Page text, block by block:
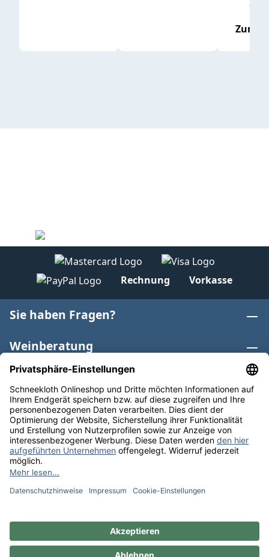
Zum
Rechnung Vorkasse
Sie haben Fragen?
Weinberatung
Informationen
Weinkategorien
Internationaler Wein
* Alle Preise inkl. gesetzl. Mehrwertsteuer zzgl.
anders angegeben. Bioprodukte im Bio-Kontrollverfahren
** Kostenfreie Lieferung ab 75 € Bestellwert in DE. Werktags
versandfertig in 24h.